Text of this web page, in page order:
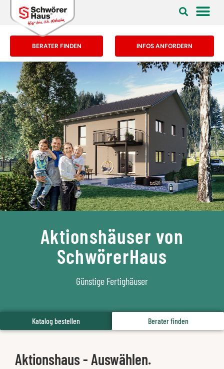
BERATER FINDEN INFOS ANFORDERN
Aktionshäuser von
SchwörerHaus
Günstige Fertighäuser
Katalog bestellen Berater finden
Aktionshaus - Auswählen.